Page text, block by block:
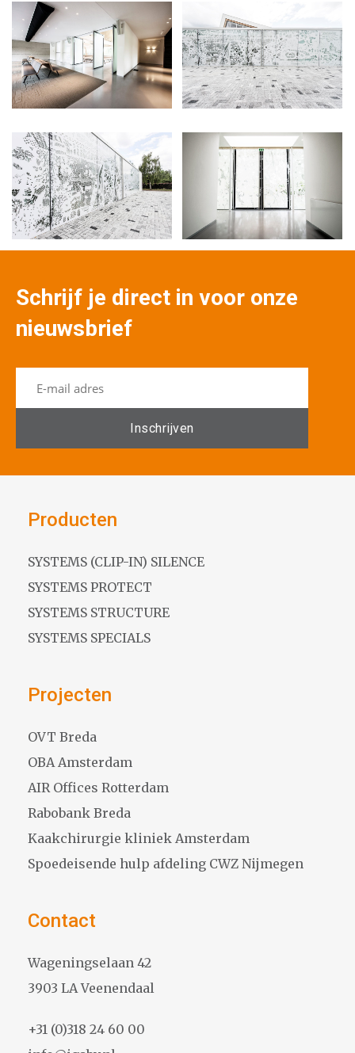
Schrijf je direct in voor onze
nieuwsbrief
Producten
SYSTEMS (CLIP-IN) SILENCE
SYSTEMS PROTECT
SYSTEMS STRUCTURE
SYSTEMS SPECIALS
Projecten
OVT Breda
OBA Amsterdam
AIR Offices Rotterdam
Rabobank Breda
Kaakchirurgie kliniek Amsterdam
Spoedeisende hulp afdeling CWZ Nijmegen
Contact
Wageningselaan 42
3903 LA Veenendaal
+31 (0)318 24 60 00